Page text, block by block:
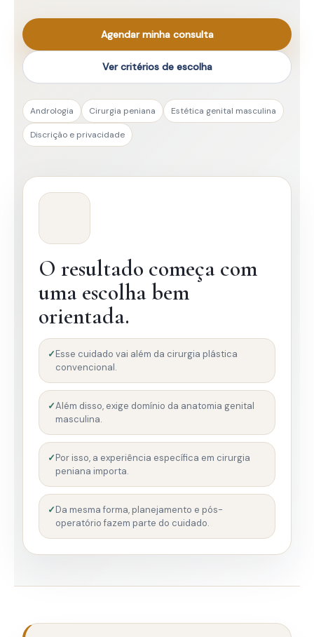
Agendar minha consulta
Ver critérios de escolha
Andrologia Cirurgia peniana Estética genital masculina
Discrição e privacidade
O resultado começa com
uma escolha bem
orientada.
Esse cuidado vai além da cirurgia plástica
convencional.
Além disso, exige domínio da anatomia genital
masculina.
Por isso, a experiência específica em cirurgia
peniana importa.
Da mesma forma, planejamento e pós-
operatório fazem parte do cuidado.